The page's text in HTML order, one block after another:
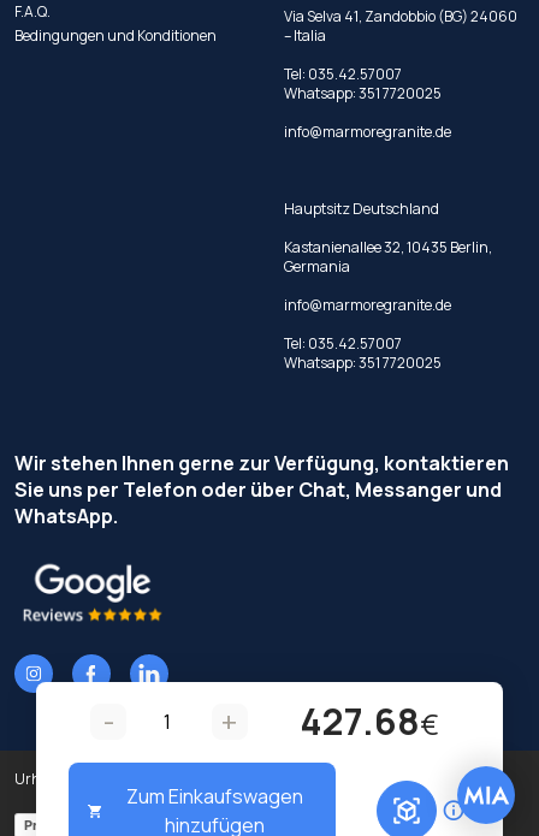
- + 427.68€
Zum Einkaufswagen
hinzufügen
F.A.Q.
Bedingungen und Konditionen
Via Selva 41, Zandobbio (BG) 24060
– Italia
Tel: 035.42.57007
Whatsapp:351 7720025
info@marmoregranite.de
Hauptsitz Deutschland
Kastanienallee 32, 10435 Berlin,
Germania
info@marmoregranite.de
Tel: 035.42.57007
Whatsapp:351 7720025
Wir stehen Ihnen gerne zur Verfügung, kontaktieren
Sie uns per Telefon oder über Chat, Messanger und
WhatsApp.
Urheberrecht © Terzi Service S.r.l. - Alle Rechte vorbehalten.
Privacy Policy Cookie Policy